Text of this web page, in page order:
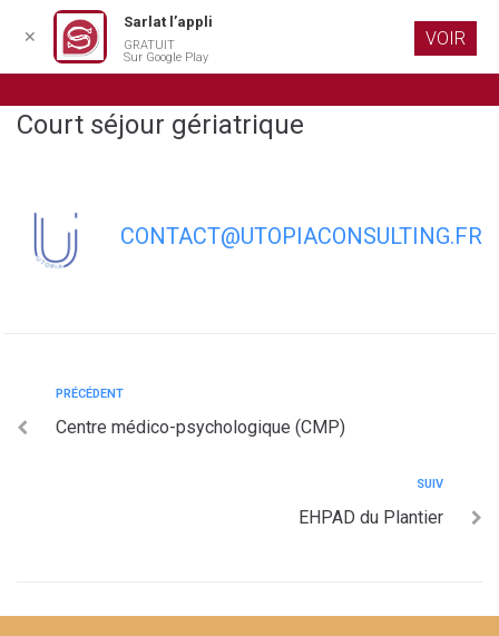
contenu
Court séjour gériatrique
CONTACT@UTOPIACONSULTING.FR
PRÉCÉDENT
Centre médico-psychologique (CMP)
SUIV
EHPAD du Plantier
✕
Sarlat l’appli
GRATUIT
Sur Google Play
VOIR